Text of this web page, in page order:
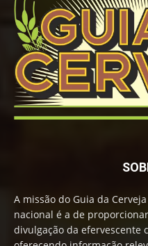
A missão do Guia da
nacional é a de
divulgação da efervescente